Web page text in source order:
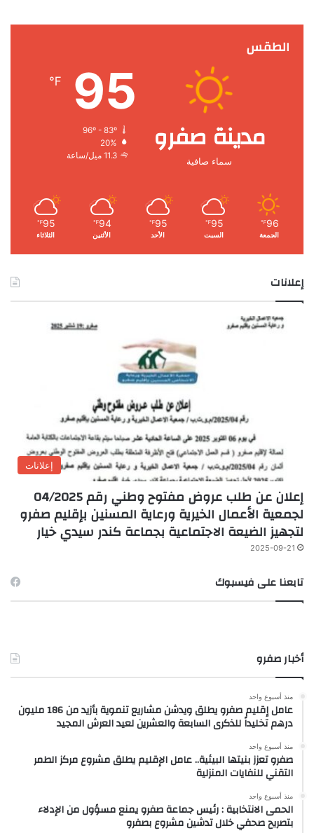
الطقس
مدينة صفرو
سماء صافية
95
℉
96º - 83º
20%
11.3 ميل/ساعة
96
℉
الجمعة
95
℉
السبت
95
℉
الأحد
94
℉
الأثنين
95
℉
الثلاثاء
إعلانات
إعلانات
إعلان عن طلب عروض مفتوح وطني رقم 04/2025
لجمعية الأعمال الخيرية ورعاية المسنين بإقليم صفرو
لتجهيز الضيعة الاجتماعية بجماعة كندر سيدي خيار
2025-09-21
تابعنا على فيسبوك
أخبار صفرو
منذ أسبوع واحد
عامل إقليم صفرو يطلق ويدشن مشاريع تنموية بأزيد من 186 مليون
درهم تخليداً للذكرى السابعة والعشرين لعيد العرش المجيد
منذ أسبوع واحد
صفرو تعزز بنيتها البيئية.. عامل الإقليم يطلق مشروع مركز الطمر
التقني للنفايات المنزلية
منذ أسبوع واحد
الحمى الانتخابية : رئيس جماعة صفرو يمنع مسؤول من الإدلاء
بتصريح صحفي خلال تدشين مشروع بصفرو